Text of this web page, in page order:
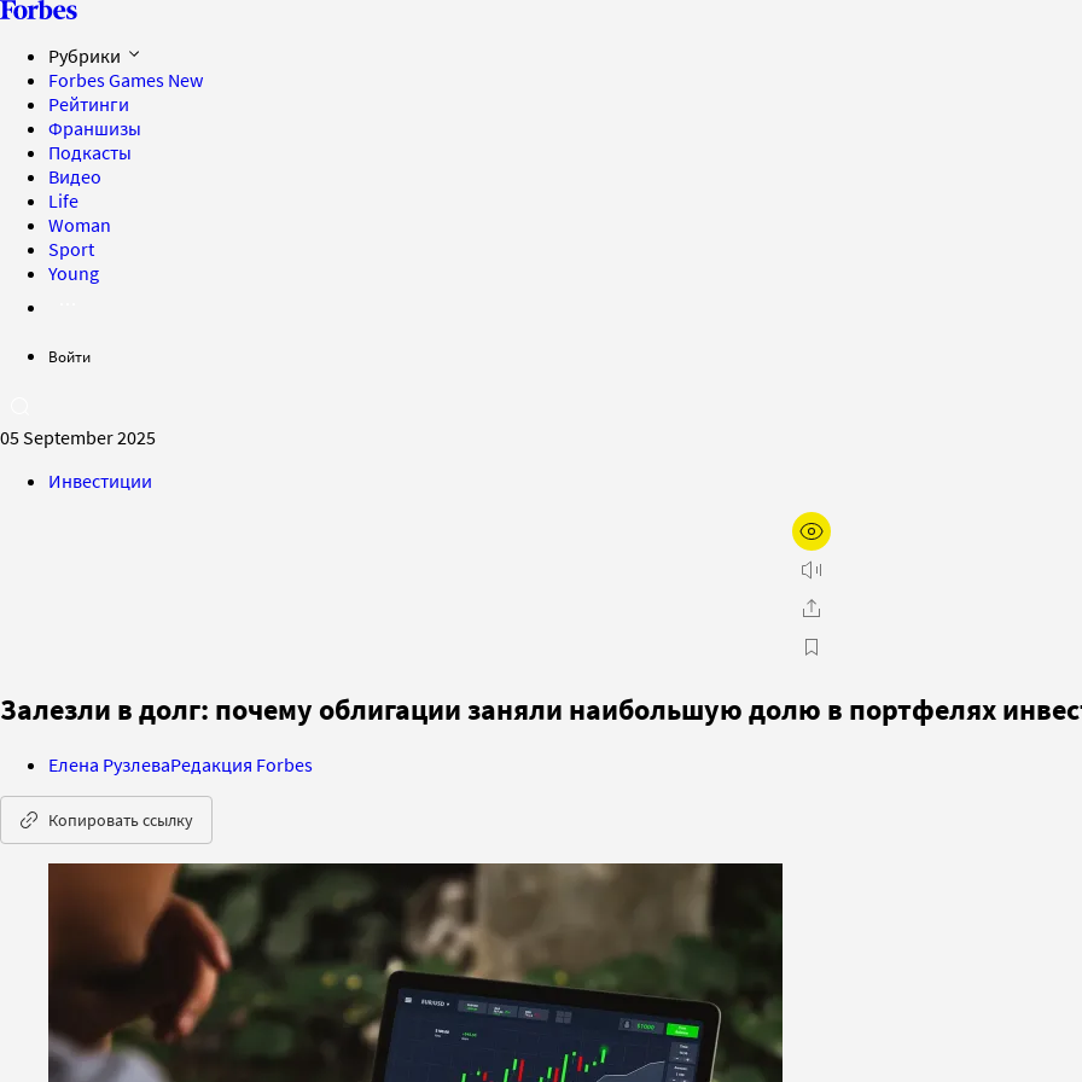
Рубрики
Forbes Games New
Рейтинги
Франшизы
Подкасты
Видео
Life
Woman
Sport
Young
Войти
05 September 2025
Инвестиции
Залезли в долг: почему облигации заняли наибольшую долю в портфелях
Елена РузлеваРедакция Forbes
Копировать ссылку